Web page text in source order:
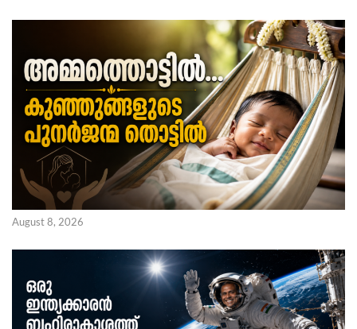
August 8, 2026